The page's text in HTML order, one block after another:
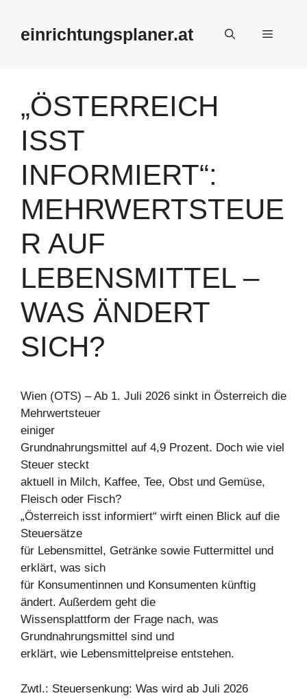
springeneinrichtungsplaner.at Menü
„ÖSTERREICH
ISST
INFORMIERT“:
MEHRWERTSTEUE
R AUF
LEBENSMITTEL –
WAS ÄNDERT
SICH?
Wien (OTS) – Ab 1. Juli 2026 sinkt in Österreich die
Mehrwertsteuer
einiger
Grundnahrungsmittel auf 4,9 Prozent. Doch wie viel
Steuer steckt
aktuell in Milch, Kaffee, Tee, Obst und Gemüse,
Fleisch oder Fisch?
„Österreich isst informiert“ wirft einen Blick auf die
Steuersätze
für Lebensmittel, Getränke sowie Futtermittel und
erklärt, was sich
für Konsumentinnen und Konsumenten künftig
ändert. Außerdem geht die
Wissensplattform der Frage nach, was
Grundnahrungsmittel sind und
erklärt, wie Lebensmittelpreise entstehen.
Zwtl.: Steuersenkung: Was wird ab Juli 2026